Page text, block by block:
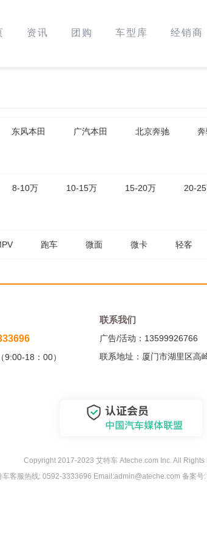
资讯 团购 车型库 经销商
东风本田 广汽本田 北京奔驰
8-10万 10-15万 15-20万 20-
跑车 微面 微卡 轻客
9:00-18：00）
联系我们
广告/活动：13599926766
联系地址：厦门市湖里区高
Copyright 2017-2023 艾特车 Ateche.com Inc. All Rights
车客服热线: 0592-3333696 Email:admin@ateche.com 备案号: